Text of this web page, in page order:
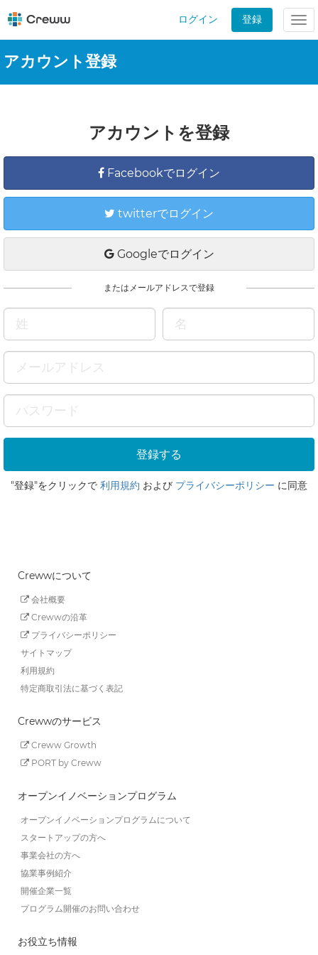
ログイン 登録
アカウント登録
アカウントを登録
Facebookでログイン
twitterでログイン
Googleでログイン
またはメールアドレスで登録
"登録"をクリックで 利用規約 および プライバシーポリシー に同意
Crewwについて
会社概要
Crewwの沿革
プライバシーポリシー
サイトマップ
利用規約
特定商取引法に基づく表記
Crewwのサービス
Creww Growth
PORT by Creww
オープンイノベーションプログラム
オープンイノベーションプログラムについて
スタートアップの方へ
事業会社の方へ
協業事例紹介
開催企業一覧
プログラム開催のお問い合わせ
お役立ち情報